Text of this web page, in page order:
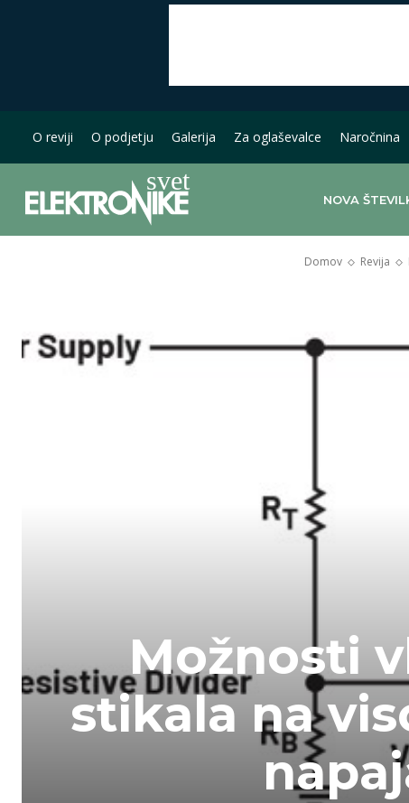
O reviji O podjetju Galerija Za oglaševalce Naročnina
NOVA
Domov Revija
Možnosti
stikala na